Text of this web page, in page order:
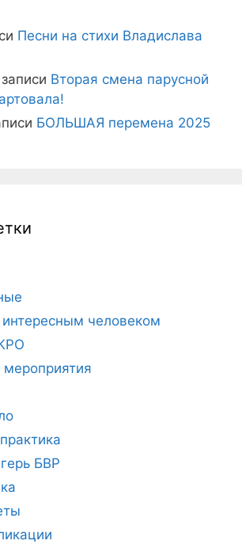
Песни на стихи Владислава
Вторая смена парусной
БОЛЬШАЯ перемена 2025
интересным человеком
мероприятия
БВР